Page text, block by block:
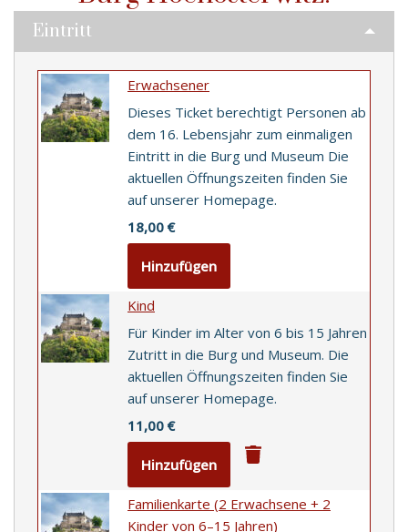
N
WEintritt
Erwachsener
Dieses Ticket berechtigt Personen ab
dem 16. Lebensjahr zum einmaligen
Eintritt in die Burg und Museum Die
aktuellen Öffnungszeiten finden Sie
auf unserer Homepage.
18,00 €
Hinzufügen
Kind
Für Kinder im Alter von 6 bis 15 Jahren
Zutritt in die Burg und Museum. Die
aktuellen Öffnungszeiten finden Sie
auf unserer Homepage.
11,00 €
Hinzufügen
Familienkarte (2 Erwachsene + 2
Kinder von 6–15 Jahren)